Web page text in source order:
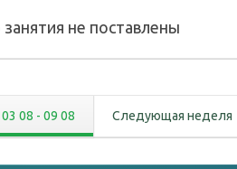
не поставлены
03 08 - 09 08 Следующая неделя